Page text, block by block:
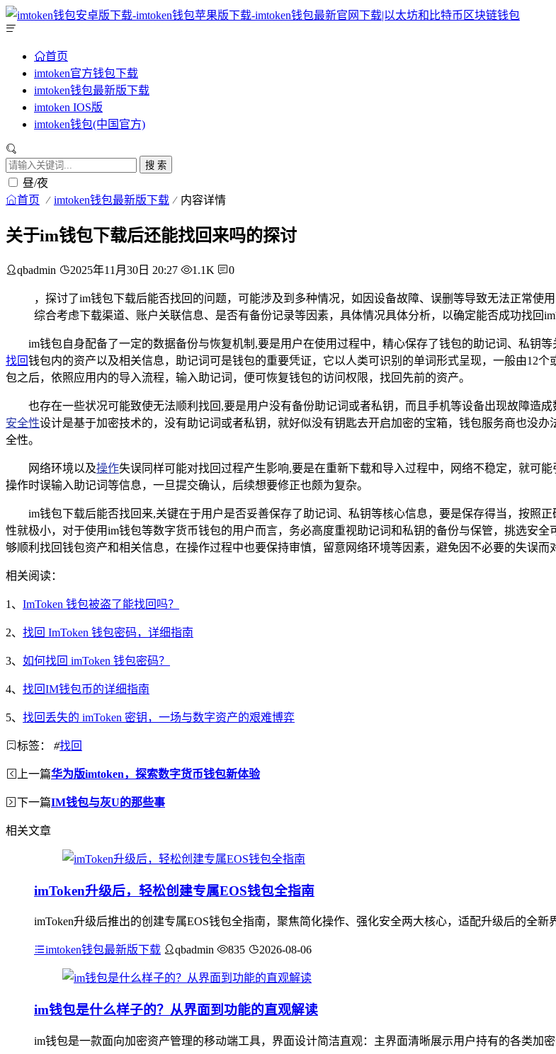
首页
imtoken官方钱包下载
imtoken钱包最新版下载
imtoken IOS版
imtoken钱包(中国官方)
搜 索
昼/夜
首页 imtoken钱包最新版下载 内容详情
关于im钱包下载后还能找回来吗的探讨
qbadmin 2025年11月30日 20:27 1.1K 0
，探讨了im钱包下载后能否找回的问题，可能涉及到多种情况，如因设备故障、误删等导致无法正常使
综合考虑下载渠道、账户关联信息、是否有备份记录等因素，具体情况具体分析，以确定能否成功找回
im钱包自身配备了一定的数据备份与恢复机制,要是用户在使用过程中，精心保存了钱包的助记词、私钥
找回钱包内的资产以及相关信息，助记词可是钱包的重要凭证，它以人类可识别的单词形式呈现，一般由12
包之后，依照应用内的导入流程，输入助记词，便可恢复钱包的访问权限，找回先前的资产。
也存在一些状况可能致使无法顺利找回,要是用户没有备份助记词或者私钥，而且手机等设备出现故障造
安全性设计是基于加密技术的，没有助记词或者私钥，就好似没有钥匙去开启加密的宝箱，钱包服务商也没
全性。
网络环境以及操作失误同样可能对找回过程产生影响,要是在重新下载和导入过程中，网络不稳定，就可
操作时误输入助记词等信息，一旦提交确认，后续想要修正也颇为复杂。
im钱包下载后能否找回来,关键在于用户是否妥善保存了助记词、私钥等核心信息，要是保存得当，按照
性就极小，对于使用im钱包等数字货币钱包的用户而言，务必高度重视助记词和私钥的备份与保管，挑选安
够顺利找回钱包资产和相关信息，在操作过程中也要保持审慎，留意网络环境等因素，避免因不必要的失误而
相关阅读：
1、 ImToken 钱包被盗了能找回吗？
2、 找回 ImToken 钱包密码，详细指南
3、 如何找回 imToken 钱包密码？
4、 找回IM钱包币的详细指南
5、 找回丢失的 imToken 密钥，一场与数字资产的艰难博弈
标签： #找回
上一篇华为版imtoken，探索数字货币钱包新体验
下一篇IM钱包与灰U的那些事
相关文章
imToken升级后，轻松创建专属EOS钱包全指南
imToken升级后推出的创建专属EOS钱包全指南，聚焦简化操作、强化安全两大核心，适配升级后的全
imtoken钱包最新版下载 qbadmin 835 2026-08-06
im钱包是什么样子的？从界面到功能的直观解读
im钱包是一款面向加密资产管理的移动端工具，界面设计简洁直观：主界面清晰展示用户持有的各类加